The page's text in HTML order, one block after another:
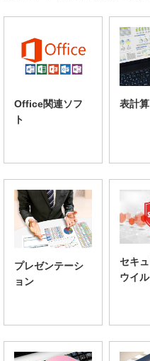
Office関連ソフ
ト
表計算
プレゼンテーシ
ョン
セキ
ウイ